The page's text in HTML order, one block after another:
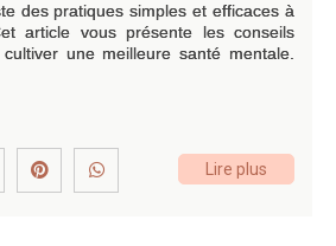
des pratiques simples et efficaces à
article vous présente les conseils
une meilleure santé mentale.
Lire plus